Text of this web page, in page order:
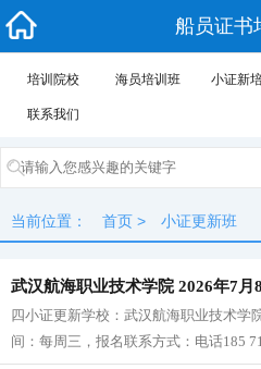
船员证书
培训院校 海员培训班 小证新
联系我们
当前位置： 首页 > 小证更新班
四小证更新学校：武汉航海职业技术学
间：每周三，报名联系方式：电话185